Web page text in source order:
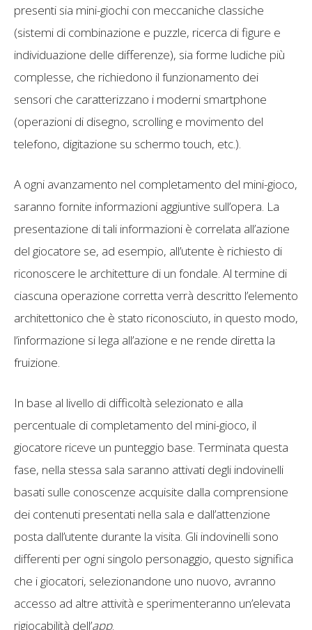
presenti sia mini-giochi con meccaniche classiche
(sistemi di combinazione e puzzle, ricerca di figure e
individuazione delle differenze), sia forme ludiche più
complesse, che richiedono il funzionamento dei
sensori che caratterizzano i moderni smartphone
(operazioni di disegno, scrolling e movimento del
telefono, digitazione su schermo touch, etc.).
A ogni avanzamento nel completamento del mini-gioco,
saranno fornite informazioni aggiuntive sull’opera. La
presentazione di tali informazioni è correlata all’azione
del giocatore se, ad esempio, all’utente è richiesto di
riconoscere le architetture di un fondale. Al termine di
ciascuna operazione corretta verrà descritto l’elemento
architettonico che è stato riconosciuto, in questo modo,
l’informazione si lega all’azione e ne rende diretta la
fruizione.
In base al livello di difficoltà selezionato e alla
percentuale di completamento del mini-gioco, il
giocatore riceve un punteggio base. Terminata questa
fase, nella stessa sala saranno attivati degli indovinelli
basati sulle conoscenze acquisite dalla comprensione
dei contenuti presentati nella sala e dall’attenzione
posta dall’utente durante la visita. Gli indovinelli sono
differenti per ogni singolo personaggio, questo significa
che i giocatori, selezionandone uno nuovo, avranno
accesso ad altre attività e sperimenteranno un’elevata
rigiocabilità dell’app.